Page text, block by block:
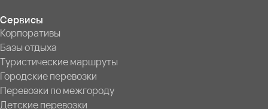
Сервисы
Корпоративы
Базы отдыха
Туристические маршруты
Городские перевозки
Перевозки по межгороду
Детские перевозки